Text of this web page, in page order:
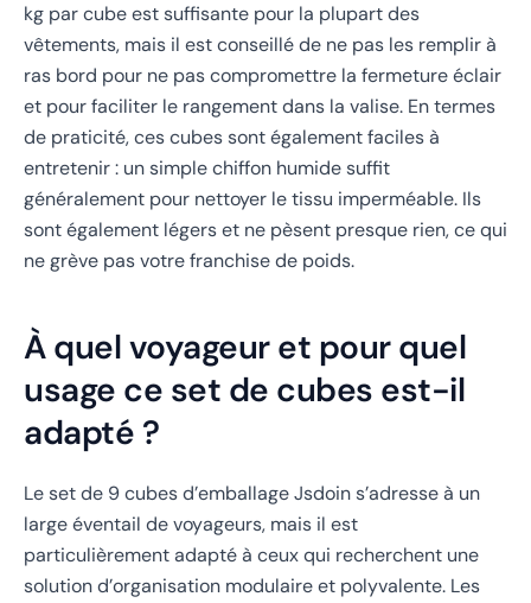
kg par cube est suffisante pour la plupart des
vêtements, mais il est conseillé de ne pas les remplir à
ras bord pour ne pas compromettre la fermeture éclair
et pour faciliter le rangement dans la valise. En termes
de praticité, ces cubes sont également faciles à
entretenir : un simple chiffon humide suffit
généralement pour nettoyer le tissu imperméable. Ils
sont également légers et ne pèsent presque rien, ce qui
ne grève pas votre franchise de poids.
À quel voyageur et pour quel
usage ce set de cubes est-il
adapté ?
Le set de 9 cubes d’emballage Jsdoin s’adresse à un
large éventail de voyageurs, mais il est
particulièrement adapté à ceux qui recherchent une
solution d’organisation modulaire et polyvalente. Les